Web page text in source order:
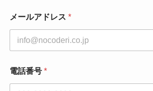
メールアドレス *
電話番号 *